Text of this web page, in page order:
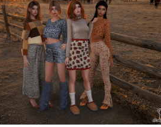
Textured Mini Dress